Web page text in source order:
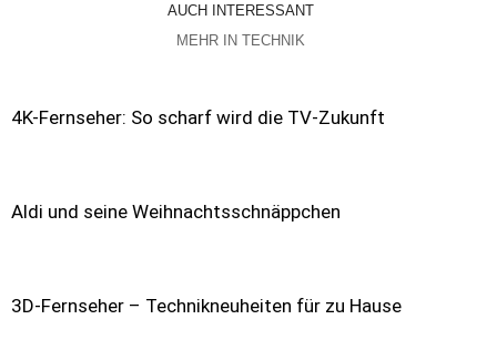
AUCH INTERESSANT
MEHR IN TECHNIK
4K-Fernseher: So scharf wird die TV-Zukunft
Aldi und seine Weihnachtsschnäppchen
3D-Fernseher – Technikneuheiten für zu Hause